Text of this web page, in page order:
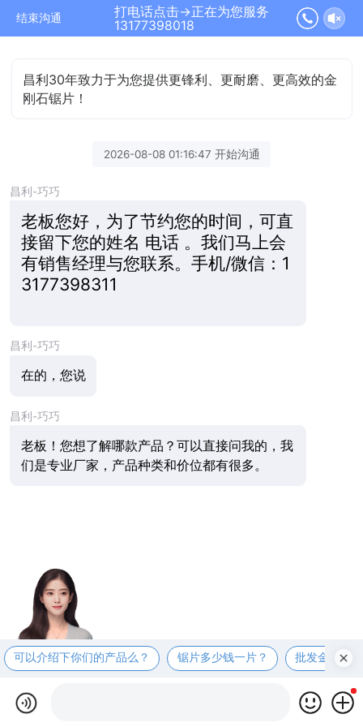
结束沟通
打电话点击→正在为您服务
13177398018
昌利30年致力于为您提供更锋利、更耐磨、更高效的金
刚石锯片！
2026-08-08 01:16:47 开始沟通
昌利-巧巧
老板您好，为了节约您的时间，可直
接留下您的姓名 电话 。我们马上会
有销售经理与您联系。手机/微信：1
3177398311
昌利-巧巧
在的，您说
昌利-巧巧
老板！您想了解哪款产品？可以直接问我的，我
们是专业厂家，产品种类和价位都有很多。
可以介绍下你们的产品么？ 锯片多少钱一片？ 批发金刚石